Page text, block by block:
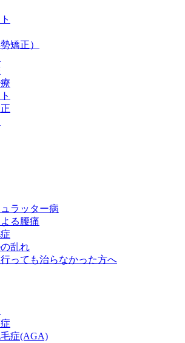
矯正）
ラッター病
る腰痛
乱れ
っても治らなかった方へ
症(AGA)